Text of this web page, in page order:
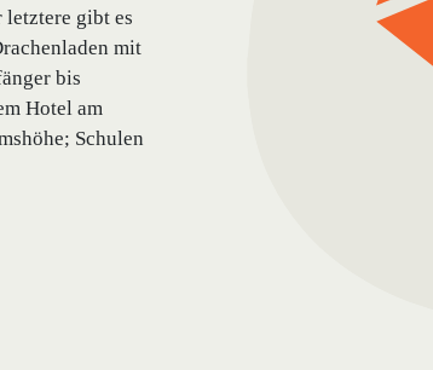
letztere gibt es
mit
bis
Hotel am
Schulen